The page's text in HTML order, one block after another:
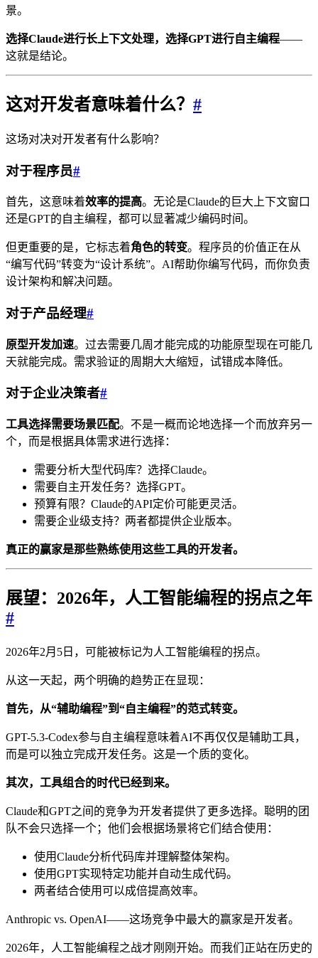
景。
选择Claude进行长上下文处理，选择GPT进行自主编程——
这就是结论。
这对开发者意味着什么？ #
这场对决对开发者有什么影响？
对于程序员#
首先，这意味着效率的提高。无论是Claude的巨大上下文窗口
还是GPT的自主编程，都可以显著减少编码时间。
但更重要的是，它标志着角色的转变。程序员的价值正在从
“编写代码”转变为“设计系统”。AI帮助你编写代码，而你负责
设计架构和解决问题。
对于产品经理#
原型开发加速。过去需要几周才能完成的功能原型现在可能几
天就能完成。需求验证的周期大大缩短，试错成本降低。
对于企业决策者#
工具选择需要场景匹配。不是一概而论地选择一个而放弃另一
个，而是根据具体需求进行选择：
需要分析大型代码库？选择Claude。
需要自主开发任务？选择GPT。
预算有限？Claude的API定价可能更灵活。
需要企业级支持？两者都提供企业版本。
真正的赢家是那些熟练使用这些工具的开发者。
展望：2026年，人工智能编程的拐点之年
#
2026年2月5日，可能被标记为人工智能编程的拐点。
从这一天起，两个明确的趋势正在显现：
首先，从“辅助编程”到“自主编程”的范式转变。
GPT-5.3-Codex参与自主编程意味着AI不再仅仅是辅助工具，
而是可以独立完成开发任务。这是一个质的变化。
其次，工具组合的时代已经到来。
Claude和GPT之间的竞争为开发者提供了更多选择。聪明的团
队不会只选择一个；他们会根据场景将它们结合使用：
使用Claude分析代码库并理解整体架构。
使用GPT实现特定功能并自动生成代码。
两者结合使用可以成倍提高效率。
Anthropic vs. OpenAI——这场竞争中最大的赢家是开发者。
2026年，人工智能编程之战才刚刚开始。而我们正站在历史的